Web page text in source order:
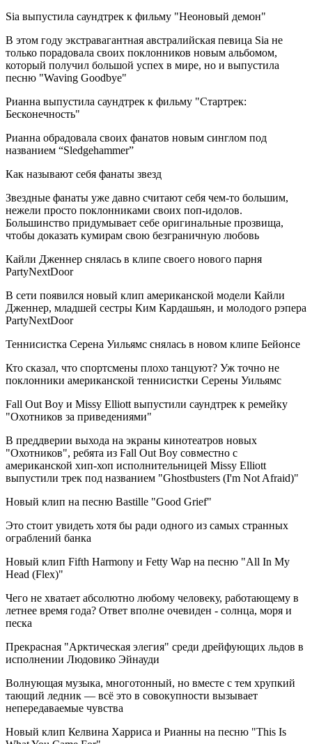
Sia выпустила саундтрек к фильму "Неоновый демон"
В этом году экстравагантная австралийская певица Sia не
только порадовала своих поклонников новым альбомом,
который получил большой успех в мире, но и выпустила
песню "Waving Goodbye"
Рианна выпустила саундтрек к фильму "Стартрек:
Бесконечность"
Рианна обрадовала своих фанатов новым синглом под
названием “Sledgehammer”
Как называют себя фанаты звезд
Звездные фанаты уже давно считают себя чем-то большим,
нежели просто поклонниками своих поп-идолов.
Большинство придумывает себе оригинальные прозвища,
чтобы доказать кумирам свою безграничную любовь
Кайли Дженнер снялась в клипе своего нового парня
PartyNextDoor
В сети появился новый клип американской модели Кайли
Дженнер, младшей сестры Ким Кардашьян, и молодого рэпера
PartyNextDoor
Теннисистка Серена Уильямс снялась в новом клипе Бейонсе
Кто сказал, что спортсмены плохо танцуют? Уж точно не
поклонники американской теннисистки Серены Уильямс
Fall Out Boy и Missy Elliott выпустили саундтрек к ремейку
"Охотников за приведениями"
В преддверии выхода на экраны кинотеатров новых
"Охотников", ребята из Fall Out Boy совместно с
американской хип-хоп исполнительницей Missy Elliott
выпустили трек под названием "Ghostbusters (I'm Not Afraid)"
Новый клип на песню Bastille "Good Grief"
Это стоит увидеть хотя бы ради одного из самых странных
ограблений банка
Новый клип Fifth Harmony и Fetty Wap на песню "All In My
Head (Flex)"
Чего не хватает абсолютно любому человеку, работающему в
летнее время года? Ответ вполне очевиден - солнца, моря и
песка
Прекрасная "Арктическая элегия" среди дрейфующих льдов в
исполнении Людовико Эйнауди
Волнующая музыка, многотонный, но вместе с тем хрупкий
тающий ледник — всё это в совокупности вызывает
непередаваемые чувства
Новый клип Келвина Харриса и Рианны на песню "This Is